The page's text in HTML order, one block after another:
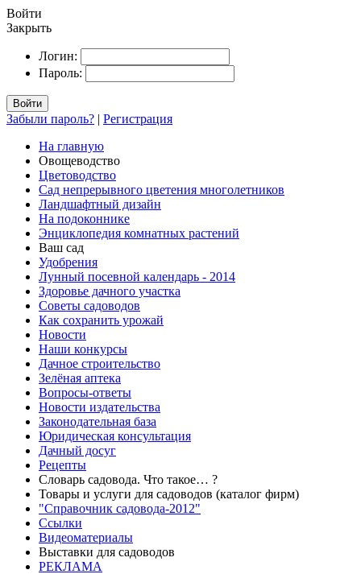
Войти
Закрыть
Логин:
Пароль:
Войти
Забыли пароль? | Регистрация
На главную
Овощеводство
Цветоводство
Сад непрерывного цветения многолетников
Ландшафтный дизайн
На подоконнике
Энциклопедия комнатных растений
Ваш сад
Удобрения
Лунный посевной календарь - 2014
Здоровье дачного участка
Советы садоводов
Как сохранить урожай
Новости
Наши конкурсы
Дачное строительство
Зелёная аптека
Вопросы-ответы
Новости издательства
Законодательная база
Юридическая консультация
Дачный досуг
Рецепты
Словарь садовода. Что такое… ?
Товары и услуги для садоводов (каталог фирм)
"Справочник садовода-2012"
Ссылки
Видеоматериалы
Выставки для садоводов
РЕКЛАМА